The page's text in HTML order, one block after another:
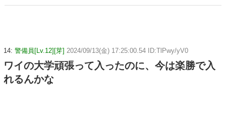
14: 警備員[Lv.12][芽] 2024/09/13(金) 17:25:00.54 ID:TlPwy/yV0
ワイの大学頑張って入ったのに、今は楽勝で入
れるんかな